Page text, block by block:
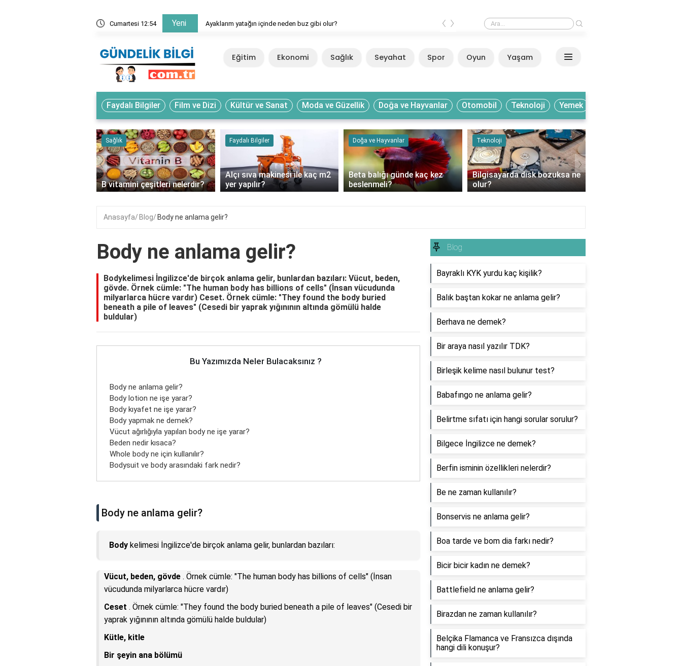
Cumartesi 12:54 Yeni Ayaklarım yatağın içinde neden buz gibi olur? Ayaklarım yatağın içinde neden buz gibi olur?
‹ ›
Eğitim Ekonomi Sağlık Seyahat Spor Oyun Yaşam
Faydalı Bilgiler Film ve Dizi Kültür ve Sanat Moda ve Güzellik Doğa ve Hayvanlar Otomobil Teknoloji Yemek
Sağlık
B vitamini çeşitleri nelerdir?
Faydalı Bilgiler
Alçı sıva makinesi ile kaç m2
yer yapılır?
Doğa ve Hayvanlar
Beta balığı günde kaç kez
beslenmeli?
Teknoloji
Bilgisayarda disk bozuksa ne
olur?
‹ ›
Anasayfa Blog Body ne anlama gelir?
Body ne anlama gelir?
Bodykelimesi İngilizce'de birçok anlama gelir, bunlardan bazıları: Vücut, beden,
gövde. Örnek cümle: "The human body has billions of cells" (İnsan vücudunda
milyarlarca hücre vardır) Ceset. Örnek cümle: "They found the body buried
beneath a pile of leaves" (Cesedi bir yaprak yığınının altında gömülü halde
buldular)
Bu Yazımızda Neler Bulacaksınız ?
Body ne anlama gelir?
Body lotion ne işe yarar?
Body kıyafet ne işe yarar?
Body yapmak ne demek?
Vücut ağırlığıyla yapılan body ne işe yarar?
Beden nedir kısaca?
Whole body ne için kullanılır?
Bodysuit ve body arasındaki fark nedir?
Body ne anlama gelir?
Body kelimesi İngilizce'de birçok anlama gelir, bunlardan bazıları:
Vücut, beden, gövde . Örnek cümle: "The human body has billions of cells" (İnsan
vücudunda milyarlarca hücre vardır)
Ceset . Örnek cümle: "They found the body buried beneath a pile of leaves" (Cesedi bir
yaprak yığınının altında gömülü halde buldular)
Kütle, kitle
Bir şeyin ana bölümü
Blog
Bayraklı KYK yurdu kaç kişilik?
Balık baştan kokar ne anlama gelir?
Berhava ne demek?
Bir araya nasıl yazılır TDK?
Birleşik kelime nasıl bulunur test?
Babafıngo ne anlama gelir?
Belirtme sıfatı için hangi sorular sorulur?
Bilgece İngilizce ne demek?
Berfin isminin özellikleri nelerdir?
Be ne zaman kullanılır?
Bonservis ne anlama gelir?
Boa tarde ve bom dia farkı nedir?
Bicir bicir kadın ne demek?
Battlefield ne anlama gelir?
Birazdan ne zaman kullanılır?
Belçika Flamanca ve Fransızca dışında
hangi dili konuşur?